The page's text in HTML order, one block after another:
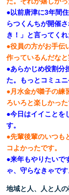
●以前唐津に3年間
らつくんちが開催
き！」と言ってく
●役員の方がお手伝
作っているんだなと
●あらかじめ役割分
た。もっとコミュ
●月水金が囃子の練
ろいろと楽しかった
●今日はイイことを
す。
●先輩後輩のいつも
コよかったです。
●来年もやりたいで
ゃ、守らなきゃです
地域と人、人と人